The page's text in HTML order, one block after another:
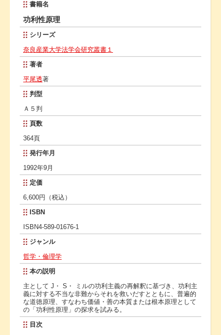
書籍名
功利性原理
シリーズ
奈良産業大学法学会研究叢書１
著者
平尾透著
判型
Ａ５判
頁数
364頁
発行年月
1992年9月
定価
6,600円（税込）
ISBN
ISBN4-589-01676-1
ジャンル
哲学・倫理学
本の説明
主として J・ S・ ミルの功利主義の再解釈に基づき、功利主
義に対する不当な非難からそれを救いだすとともに、普遍的
な道徳原理、すなわち価値・善の本質または根本原理として
の「功利性原理」の探求を試みる。
目次